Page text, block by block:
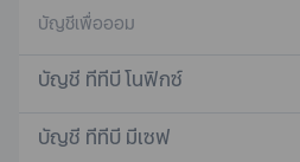
บัญชีเพื่อออม
บัญชี ทีทีบี โนฟิกซ์
บัญชี ทีทีบี มีเซฟ